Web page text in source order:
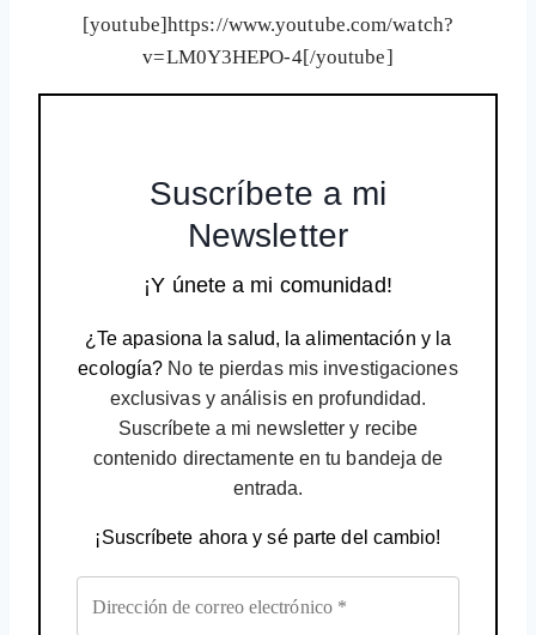
[youtube]https://www.youtube.com/watch?
v=LM0Y3HEPO-4[/youtube]
Suscríbete a mi
Newsletter
¡Y únete a mi comunidad!
¿Te apasiona la salud, la alimentación y la
ecología? No te pierdas mis investigaciones
exclusivas y análisis en profundidad.
Suscríbete a mi newsletter y recibe
contenido directamente en tu bandeja de
entrada.
¡Suscríbete ahora y sé parte del cambio!